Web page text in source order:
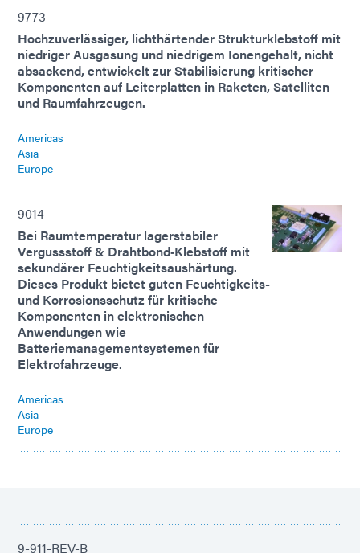
9773
Hochzuverlässiger, lichthärtender Strukturklebstoff mit
niedriger Ausgasung und niedrigem Ionengehalt, nicht
absackend, entwickelt zur Stabilisierung kritischer
Komponenten auf Leiterplatten in Raketen, Satelliten
und Raumfahrzeugen.
Americas
Asia
Europe
9014
Bei Raumtemperatur lagerstabiler
Vergussstoff & Drahtbond‑Klebstoff mit
sekundärer Feuchtigkeitsaushärtung.
Dieses Produkt bietet guten Feuchtigkeits-
und Korrosionsschutz für kritische
Komponenten in elektronischen
Anwendungen wie
Batteriemanagementsystemen für
Elektrofahrzeuge.
Americas
Asia
Europe
9-911-REV-B